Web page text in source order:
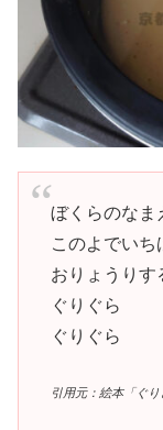
ぼくらのなま
このよでいち
おりょうりす
ぐりぐら
ぐりぐら
引用元：絵本「ぐり